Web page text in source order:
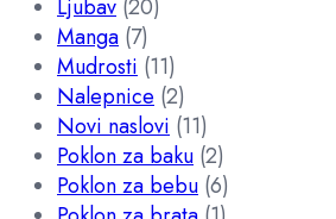
Ljubav (20)
Manga (7)
Mudrosti (11)
Nalepnice (2)
Novi naslovi (11)
Poklon za baku (2)
Poklon za bebu (6)